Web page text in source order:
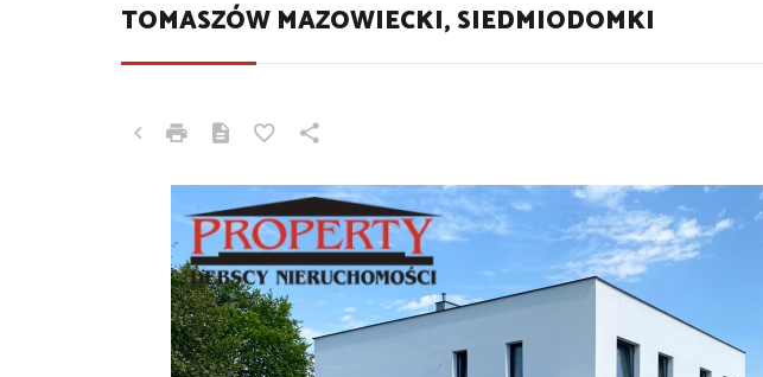
TOMASZÓW MAZOWIECKI, SIEDMIODOMKI